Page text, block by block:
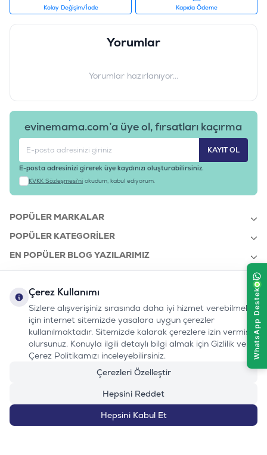
Kolay Değişim/İade Kapıda Ödeme
Yorumlar
Yorumlar hazırlanıyor...
evinemama.com’a üye ol, fırsatları kaçırma
KAYIT OL
E-posta adresinizi girerek üye kaydınızı oluşturabilirsiniz.
KVKK Sözleşmesi'ni okudum, kabul ediyorum.
POPÜLER MARKALAR
POPÜLER KATEGORILER
EN POPÜLER BLOG YAZILARIMIZ
KURUMSAL
bizi takip edin:
Instagram
Youtube
TiktokFacebook
Linkedin
www.evinemama.com
0232 7000 212
%100 MUTLU
MÜŞTERI HATTI
Çerez Kullanımı
Sizlere alışverişiniz sırasında daha iyi hizmet verebilmek
için internet sitemizde yasalara uygun çerezler
kullanılmaktadır. Sitemizde kalarak çerezlere izin vermiş
olursunuz. Konuyla ilgili detaylı bilgi almak için Gizlilik ve
Çerez Politikamızı inceleyebilirsiniz.
Çerezleri Özelleştir
Hepsini Reddet
Hepsini Kabul Et